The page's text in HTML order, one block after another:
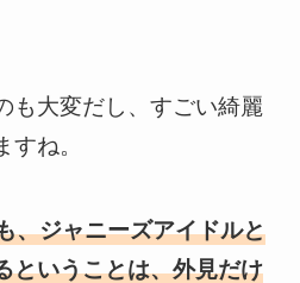
も大変だし、すごい綺麗
ね。
、ジャニーズアイドルと
ということは、外見だけ